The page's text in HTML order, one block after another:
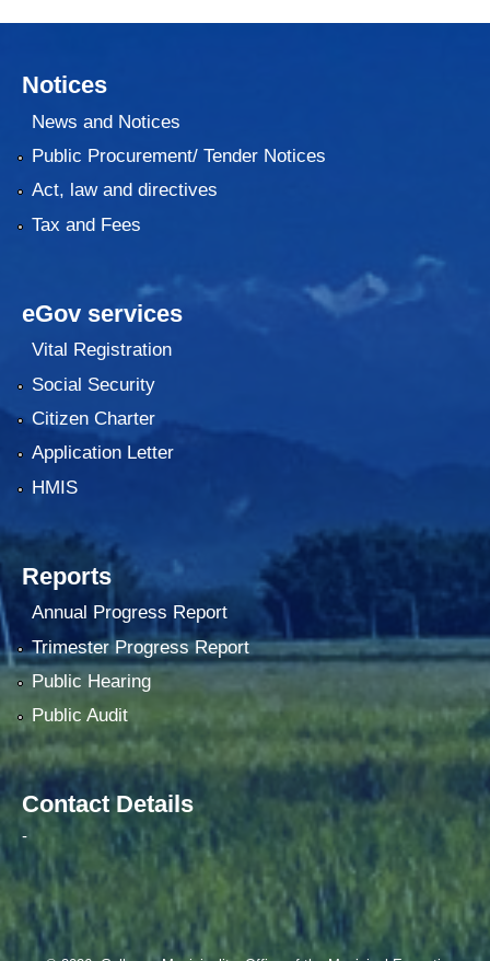
Notices
News and Notices
Public Procurement/ Tender Notices
Act, law and directives
Tax and Fees
eGov services
Vital Registration
Social Security
Citizen Charter
Application Letter
HMIS
Reports
Annual Progress Report
Trimester Progress Report
Public Hearing
Public Audit
Contact Details
-